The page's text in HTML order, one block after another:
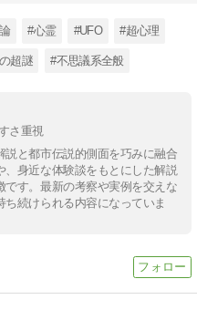
#心霊 #UFO #超心理
超謎 #不思議系全般
さ重視
説と都市伝説的側面を巧みに融合
身近な体験談をもとにした解説
です。最新の考察や実例を交えな
続けられる内容になっていま